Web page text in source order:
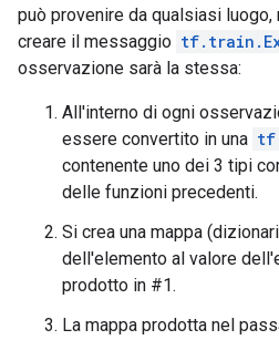
può provenire da qualsiasi luogo,
creare il messaggio
osservazione sarà la stessa:
All'interno di ogni
essere convertito in una
contenente uno dei 3 tipi
delle funzioni precedenti.
Si crea una mappa
dell'elemento al valore
prodotto in #1.
La mappa prodotta nel